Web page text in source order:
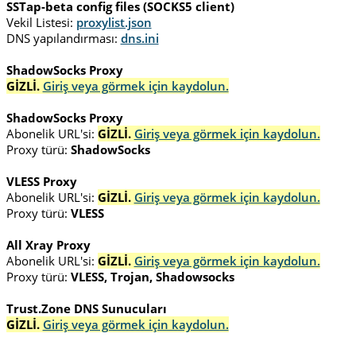
SSTap-beta config files (SOCKS5 client)
Vekil Listesi: proxylist.json
DNS yapılandırması: dns.ini
ShadowSocks Proxy
GİZLİ. Giriş veya görmek için kaydolun.
ShadowSocks Proxy
Abonelik URL'si: GİZLİ. Giriş veya görmek için kaydolun.
Proxy türü: ShadowSocks
VLESS Proxy
Abonelik URL'si: GİZLİ. Giriş veya görmek için kaydolun.
Proxy türü: VLESS
All Xray Proxy
Abonelik URL'si: GİZLİ. Giriş veya görmek için kaydolun.
Proxy türü: VLESS, Trojan, Shadowsocks
Trust.Zone DNS Sunucuları
GİZLİ. Giriş veya görmek için kaydolun.